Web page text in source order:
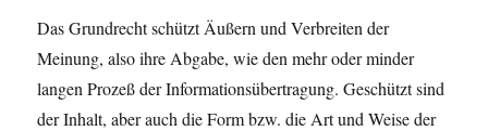
Das Grundrecht schützt Äußern und Verbreiten der
Meinung, also ihre Abgabe, wie den mehr oder minder
langen Prozeß der Informationsübertragung. Geschützt sind
der Inhalt, aber auch die Form bzw. die Art und Weise der